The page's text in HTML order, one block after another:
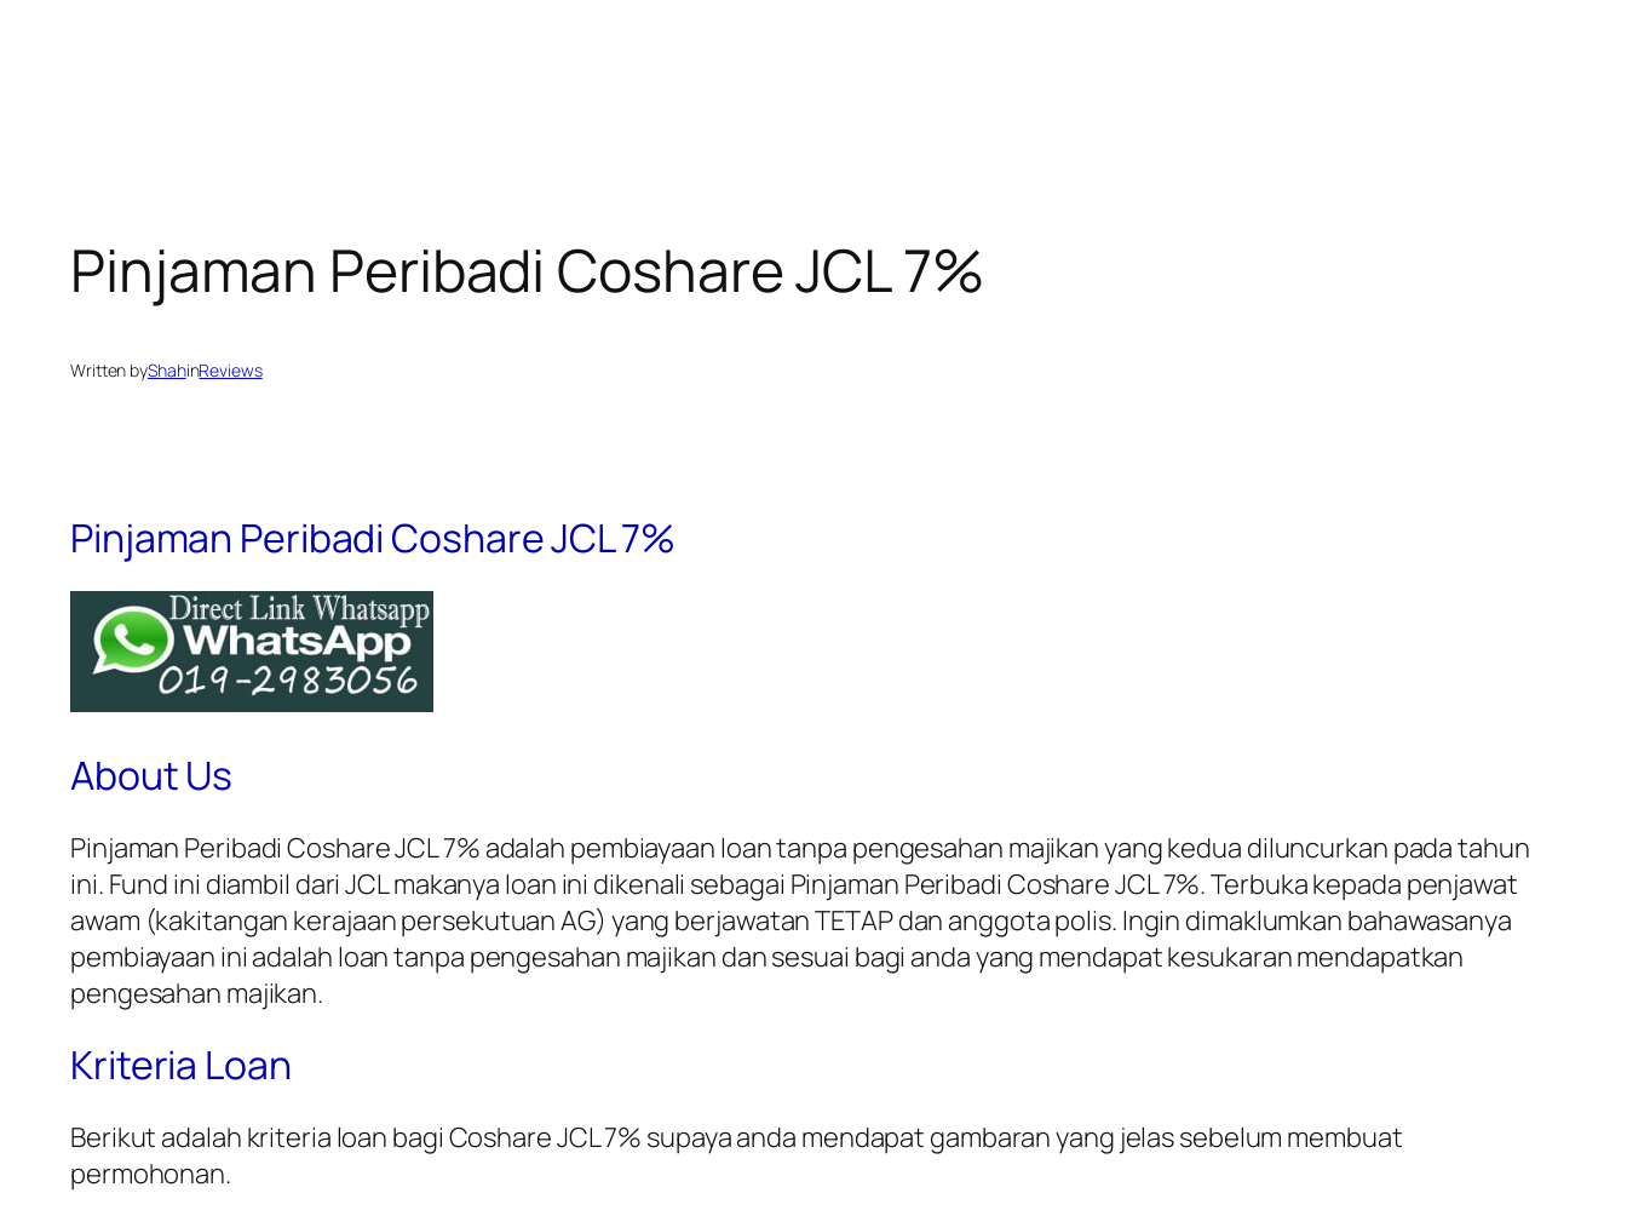
Pinjaman Peribadi Coshare JCL 7%
Written byShahinReviews
Pinjaman Peribadi Coshare JCL 7%
About Us
Pinjaman Peribadi Coshare JCL 7% adalah pembiayaan loan tanpa pengesahan majikan yang kedua diluncurkan pada tahun
ini. Fund ini diambil dari JCL makanya loan ini dikenali sebagai Pinjaman Peribadi Coshare JCL 7%. Terbuka kepada penjawat
awam (kakitangan kerajaan persekutuan AG) yang berjawatan TETAP dan anggota polis. Ingin dimaklumkan bahawasanya
pembiayaan ini adalah loan tanpa pengesahan majikan dan sesuai bagi anda yang mendapat kesukaran mendapatkan
pengesahan majikan.
Kriteria Loan
Berikut adalah kriteria loan bagi Coshare JCL 7% supaya anda mendapat gambaran yang jelas sebelum membuat
permohonan.